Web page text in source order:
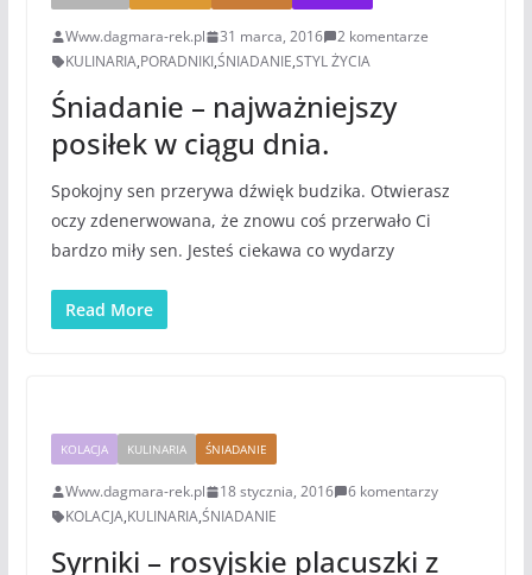
Www.dagmara-rek.pl 31 marca, 2016
2 komentarze
KULINARIA,PORADNIKI,ŚNIADANIE,STYL ŻYCIA
Śniadanie – najważniejszy
posiłek w ciągu dnia.
Spokojny sen przerywa dźwięk budzika. Otwierasz
oczy zdenerwowana, że znowu coś przerwało Ci
bardzo miły sen. Jesteś ciekawa co wydarzy
Read More
KOLACJA KULINARIA ŚNIADANIE
Www.dagmara-rek.pl 18 stycznia, 2016
6 komentarzy
KOLACJA,KULINARIA,ŚNIADANIE
Syrniki – rosyjskie placuszki z